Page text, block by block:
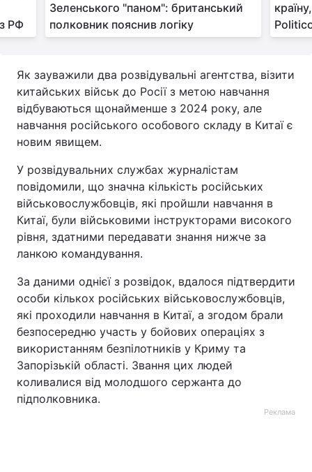
РФ
Зеленського "паном": британський
полковник пояснив логіку
Як зауважили два розвідувальні агентства, візити
китайських військ до Росії з метою навчання
відбуваються щонайменше з 2024 року, але
навчання російського особового складу в Китаї є
новим явищем.
У розвідувальних службах журналістам
повідомили, що значна кількість російських
військовослужбовців, які пройшли навчання в
Китаї, були військовими інструкторами високого
рівня, здатними передавати знання нижче за
ланкою командування.
За даними однієї з розвідок, вдалося підтвердити
особи кількох російських військовослужбовців,
які проходили навчання в Китаї, а згодом брали
безпосередню участь у бойових операціях з
використанням безпілотників у Криму та
Запорізькій області. Звання цих людей
коливалися від молодшого сержанта до
підполковника.
Реклама